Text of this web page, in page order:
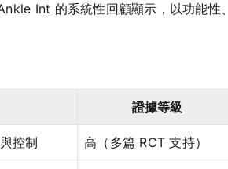
Int 的系統性回顧顯示，以功能性
證據等級
控制 高（多篇 RCT 支持）